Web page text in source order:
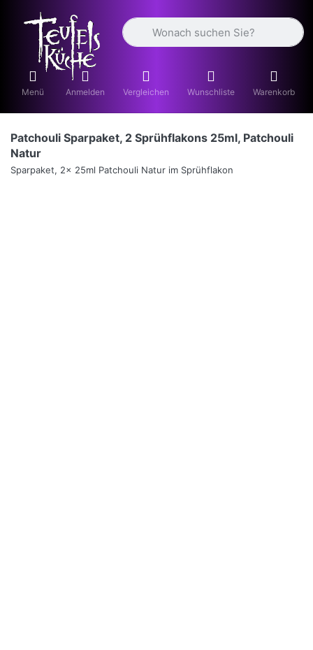
Geben Sie einen Suchbegriff ein.
Menü Anmelden Vergleichen Wunschliste Warenkorb
Patchouli Sparpaket, 2 Sprühflakons 25ml, Patchouli
Natur
Sparpaket, 2x 25ml Patchouli Natur im Sprühflakon